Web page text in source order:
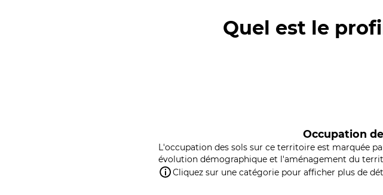
Quel est le
Occupation
L'occupation des sols sur ce territoire est marquée
évolution démographique et l'aménagement du
Cliquez sur une catégorie pour afficher plus de